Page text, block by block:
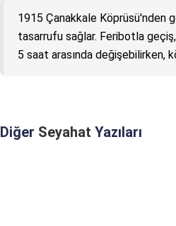
1915 Çanakkale Köprüsü'nden
tasarrufu sağlar. Feribotla
5 saat arasında değişebilirken,
Diğer Seyahat Yazıları